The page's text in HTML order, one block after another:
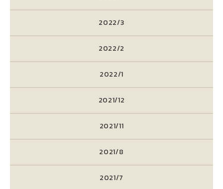
2022/3
2022/2
2022/1
2021/12
2021/11
2021/8
2021/7